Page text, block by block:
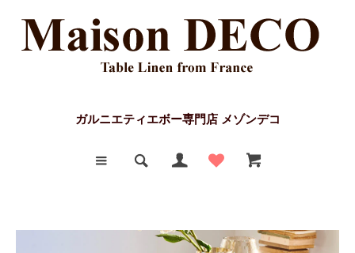
ガルニエティエボー専門店 メゾンデコ